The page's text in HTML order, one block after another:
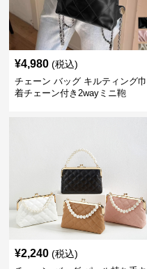
¥4,980 (税込)
チェーン バッグ キルティング巾
着チェーン付き2wayミニ鞄
¥2,240 (税込)